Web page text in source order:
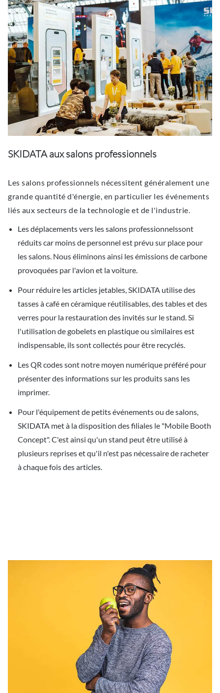
SKIDATA aux salons professionnels
Les salons professionnels nécessitent généralement une
grande quantité d'énergie, en particulier les événements
liés aux secteurs de la technologie et de l'industrie.
Les déplacements vers les salons professionnelssont
réduits car moins de personnel est prévu sur place pour
les salons. Nous éliminons ainsi les émissions de carbone
provoquées par l'avion et la voiture.
Pour réduire les articles jetables, SKIDATA utilise des
tasses à café en céramique réutilisables, des tables et des
verres pour la restauration des invités sur le stand. Si
l'utilisation de gobelets en plastique ou similaires est
indispensable, ils sont collectés pour être recyclés.
Les QR codes sont notre moyen numérique préféré pour
présenter des informations sur les produits sans les
imprimer.
Pour l'équipement de petits événements ou de salons,
SKIDATA met à la disposition des filiales le "Mobile Booth
Concept". C'est ainsi qu'un stand peut être utilisé à
plusieurs reprises et qu'il n'est pas nécessaire de racheter
à chaque fois des articles.